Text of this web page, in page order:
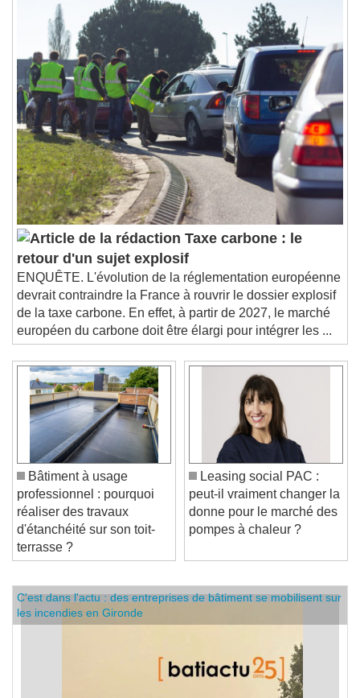
Taxe carbone : le
retour d'un sujet explosif
ENQUÊTE. L'évolution de la réglementation européenne
devrait contraindre la France à rouvrir le dossier explosif
de la taxe carbone. En effet, à partir de 2027, le marché
européen du carbone doit être élargi pour intégrer les ...
Bâtiment à usage
professionnel : pourquoi
réaliser des travaux
d'étanchéité sur son toit-
terrasse ?
Leasing social PAC :
peut-il vraiment changer la
donne pour le marché des
C'est dans l'actu : des entreprises de bâtiment se mobilisent sur
les incendies en Gironde